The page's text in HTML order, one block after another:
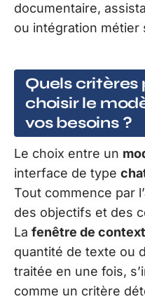
documentaire,
ou intégration métier
Quels critères
choisir le
vos besoins ?
Le choix entre un
interface de type
Tout commence par
des objectifs et des
La fenêtre de
quantité de texte ou
traitée en une fois,
comme un critère